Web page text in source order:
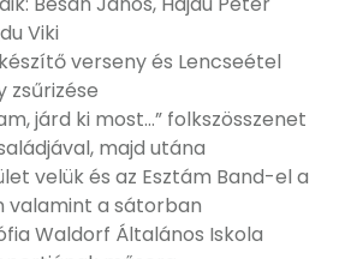
Viki
verseny és Lencseétel
zsűrizése
járd ki most…” folkszösszenet
majd utána
velük és az Esztám Band-el a
valamint a sátorban
Waldorf Általános Iskola